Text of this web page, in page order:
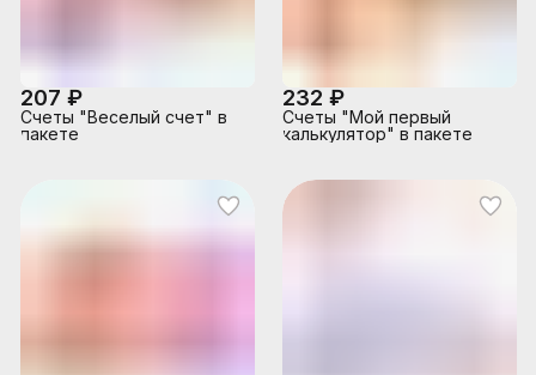
207 ₽
Счеты "Веселый счет" в
пакете
232 ₽
Счеты "Мой первый
калькулятор" в пакете